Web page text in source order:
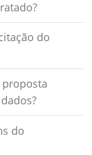
do
proposta
do